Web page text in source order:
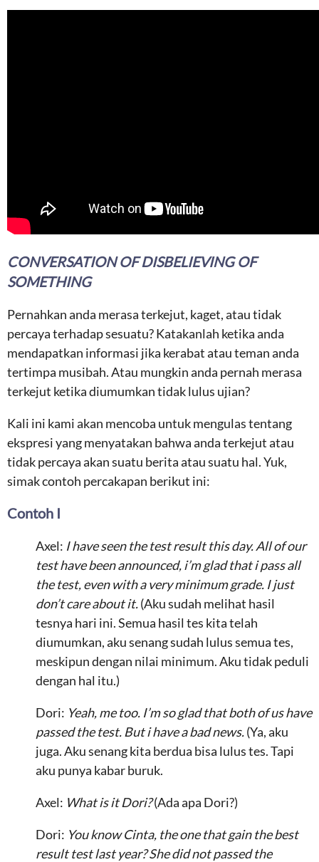
CONVERSATION OF DISBELIEVING OF
SOMETHING
Pernahkan anda merasa terkejut, kaget, atau tidak
percaya terhadap sesuatu? Katakanlah ketika anda
mendapatkan informasi jika kerabat atau teman anda
tertimpa musibah. Atau mungkin anda pernah merasa
terkejut ketika diumumkan tidak lulus ujian?
Kali ini kami akan mencoba untuk mengulas tentang
ekspresi yang menyatakan bahwa anda terkejut atau
tidak percaya akan suatu berita atau suatu hal. Yuk,
simak contoh percakapan berikut ini:
Contoh I
Axel: I have seen the test result this day. All of our
test have been announced, i’m glad that i pass all
the test, even with a very minimum grade. I just
don’t care about it.(Aku sudah melihat hasil
tesnya hari ini. Semua hasil tes kita telah
diumumkan, aku senang sudah lulus semua tes,
meskipun dengan nilai minimum. Aku tidak peduli
dengan hal itu.)
Dori: Yeah, me too. I’m so glad that both of us have
passed the test. But i have a bad news.(Ya, aku
juga. Aku senang kita berdua bisa lulus tes. Tapi
aku punya kabar buruk.
Axel: What is it Dori?(Ada apa Dori?)
Dori: You know Cinta, the one that gain the best
result test last year? She did not passed the